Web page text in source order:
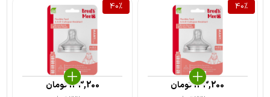
40%
133,200تومان
40%
133,200تومان